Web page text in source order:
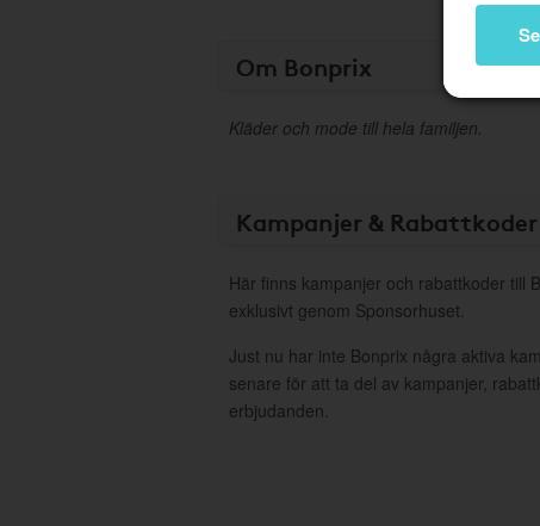
Om Bonprix
Kläder och mode till hela familjen.
Kampanjer & Rabattkoder
Här finns kampanjer och rabattkoder till
exklusivt genom Sponsorhuset.
Just nu har inte Bonprix några aktiva
senare för att ta del av kampanjer,
erbjudanden.